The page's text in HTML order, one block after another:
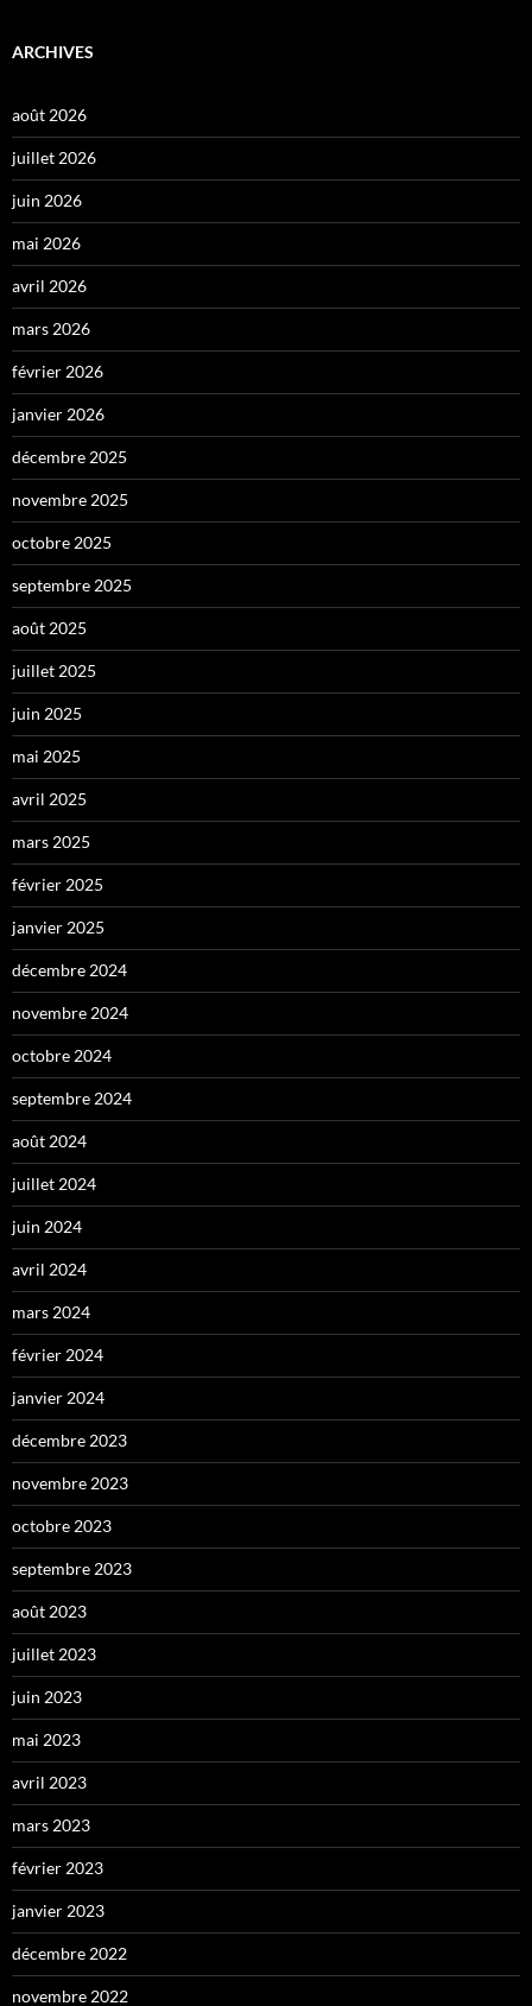
ARCHIVES
août 2026
juillet 2026
juin 2026
mai 2026
avril 2026
mars 2026
février 2026
janvier 2026
décembre 2025
novembre 2025
octobre 2025
septembre 2025
août 2025
juillet 2025
juin 2025
mai 2025
avril 2025
mars 2025
février 2025
janvier 2025
décembre 2024
novembre 2024
octobre 2024
septembre 2024
août 2024
juillet 2024
juin 2024
avril 2024
mars 2024
février 2024
janvier 2024
décembre 2023
novembre 2023
octobre 2023
septembre 2023
août 2023
juillet 2023
juin 2023
mai 2023
avril 2023
mars 2023
février 2023
janvier 2023
décembre 2022
novembre 2022